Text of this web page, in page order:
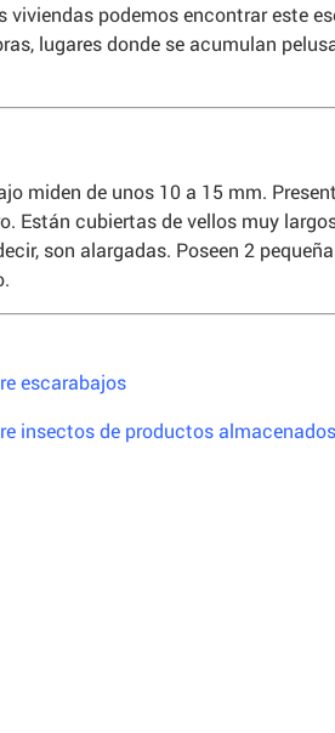
viviendas podemos encontrar este
lugares donde se acumulan
miden de unos 10 a 15 mm.
Están cubiertas de vellos muy
son alargadas. Poseen 2
escarabajos
insectos de productos almacenados